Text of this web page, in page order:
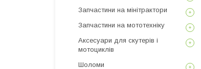
Запчастини на мінітрактори
Запчастини на мототехніку
Аксесуари для скутерів і
мотоциклів
Шоломи